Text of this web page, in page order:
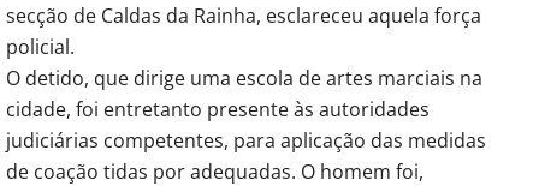
secção de Caldas da Rainha, esclareceu aquela força
policial.
O detido, que dirige uma escola de artes marciais na
cidade, foi entretanto presente às autoridades
judiciárias competentes, para aplicação das medidas
de coação tidas por adequadas. O homem foi,